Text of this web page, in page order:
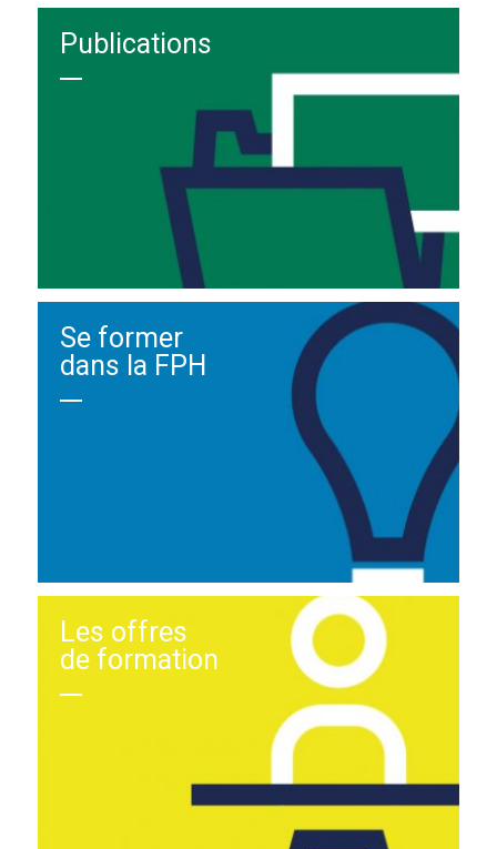
Publications
Se former
dans la FPH
Les offres
de formation